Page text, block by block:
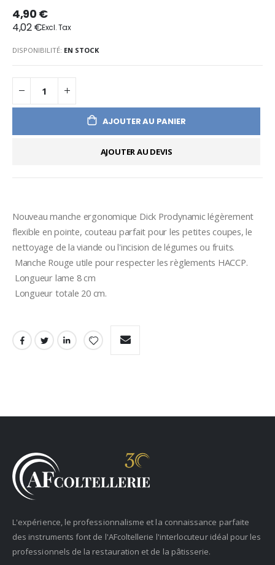
4,90 €
4,02 €
DISPONIBILITÉ: EN STOCK
AJOUTER AU PANIER
AJOUTER AU DEVIS
Nouveau manche ergonomique Dick Prodynamic légèrement
flexible en pointe, couteau parfait pour les petites coupes, le
nettoyage de la viande ou l'incision de légumes ou fruits.
Manche Rouge utile pour respecter les règlements HACCP.
Longueur lame 8 cm
Longueur totale 20 cm.
L'expérience, le professionnalisme et la connaissance parfaite
des instruments font de l'AFcoltellerie l'interlocuteur idéal pour les
professionnels de la restauration et de la pâtisserie.